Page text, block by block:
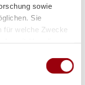
sowie
Sie
für welche Zwecke